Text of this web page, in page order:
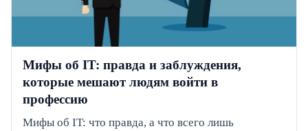
Мифы об IT: правда и заблуждения,
которые мешают людям войти в
профессию
Мифы об IT: что правда, а что всего лишь